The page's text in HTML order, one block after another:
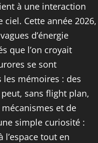
à une interaction
Cette année 2026,
d’énergie
que l’on croyait
se sont
les mémoires : des
sans flight plan,
et de
simple curiosité :
tout en